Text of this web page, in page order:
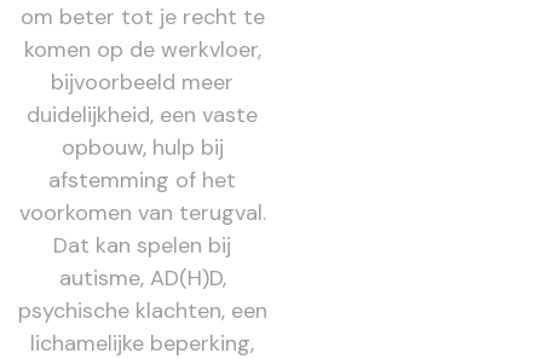
om beter tot je recht te
komen op de werkvloer,
bijvoorbeeld meer
duidelijkheid, een vaste
opbouw, hulp bij
afstemming of het
voorkomen van terugval.
Dat kan spelen bij
autisme, AD(H)D,
psychische klachten, een
lichamelijke beperking,